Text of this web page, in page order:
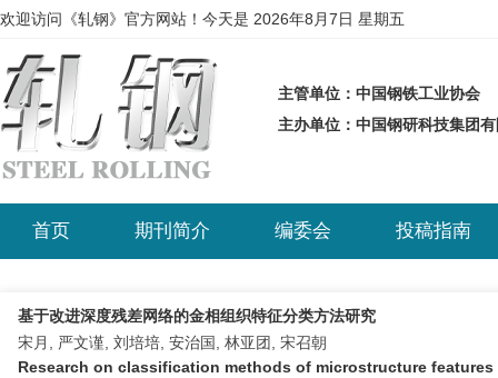
欢迎访问《轧钢》官方网站！今天是 2026年8月7日 星期五
主管单位：中国钢铁工业协会
主办单位：中国钢研科技集
首页 期刊简介 编委会 投稿指南
基于改进深度残差网络的金相组织特征分类方法研究
宋月, 严文谨, 刘培培, 安治国, 林亚团, 宋召朝
Research on classification methods of microstructure